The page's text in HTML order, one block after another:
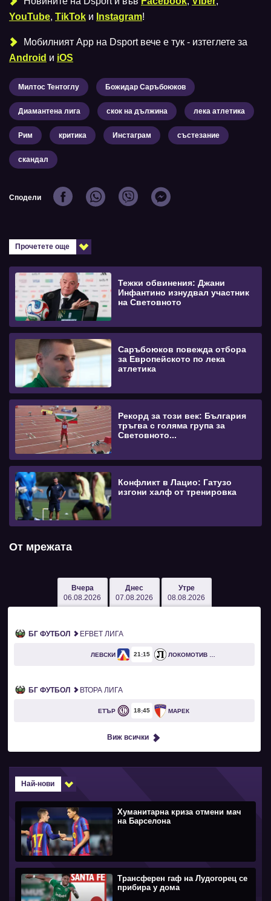
YouTube, TikTok и Instagram!
Мобилният Аpp на Dsport вече е тук - изтеглете за
Android и iOS
Милтос Тентоглу Божидар Саръбоюков
Диамантена лига скок на дължина лека атлетика
Рим критика Инстаграм състезание
скандал
Сподели
Прочетете още
Тежки обвинения: Джани
Инфантино изнудвал участник
на Световното
Саръбоюков повежда отбора
за Европейското по лека
атлетика
Рекорд за този век: България
тръгва с голяма група за
Световното...
Конфликт в Лацио: Гатузо
изгони халф от тренировка
От мрежата
Вчера
06.08.2026
Днес
07.08.2026
Утре
08.08.2026
БГ ФУТБОЛ EFBET ЛИГА
ЛЕВСКИ 21 15 ЛОКОМОТИВ ПЛОВДИВ
БГ ФУТБОЛ ВТОРА ЛИГА
ЕТЪР 18 45 МАРЕК
Виж всички
Най-нови
Хуманитарна криза отмени мач
на Барселона
Трансферен гаф на Лудогорец се
прибира у дома